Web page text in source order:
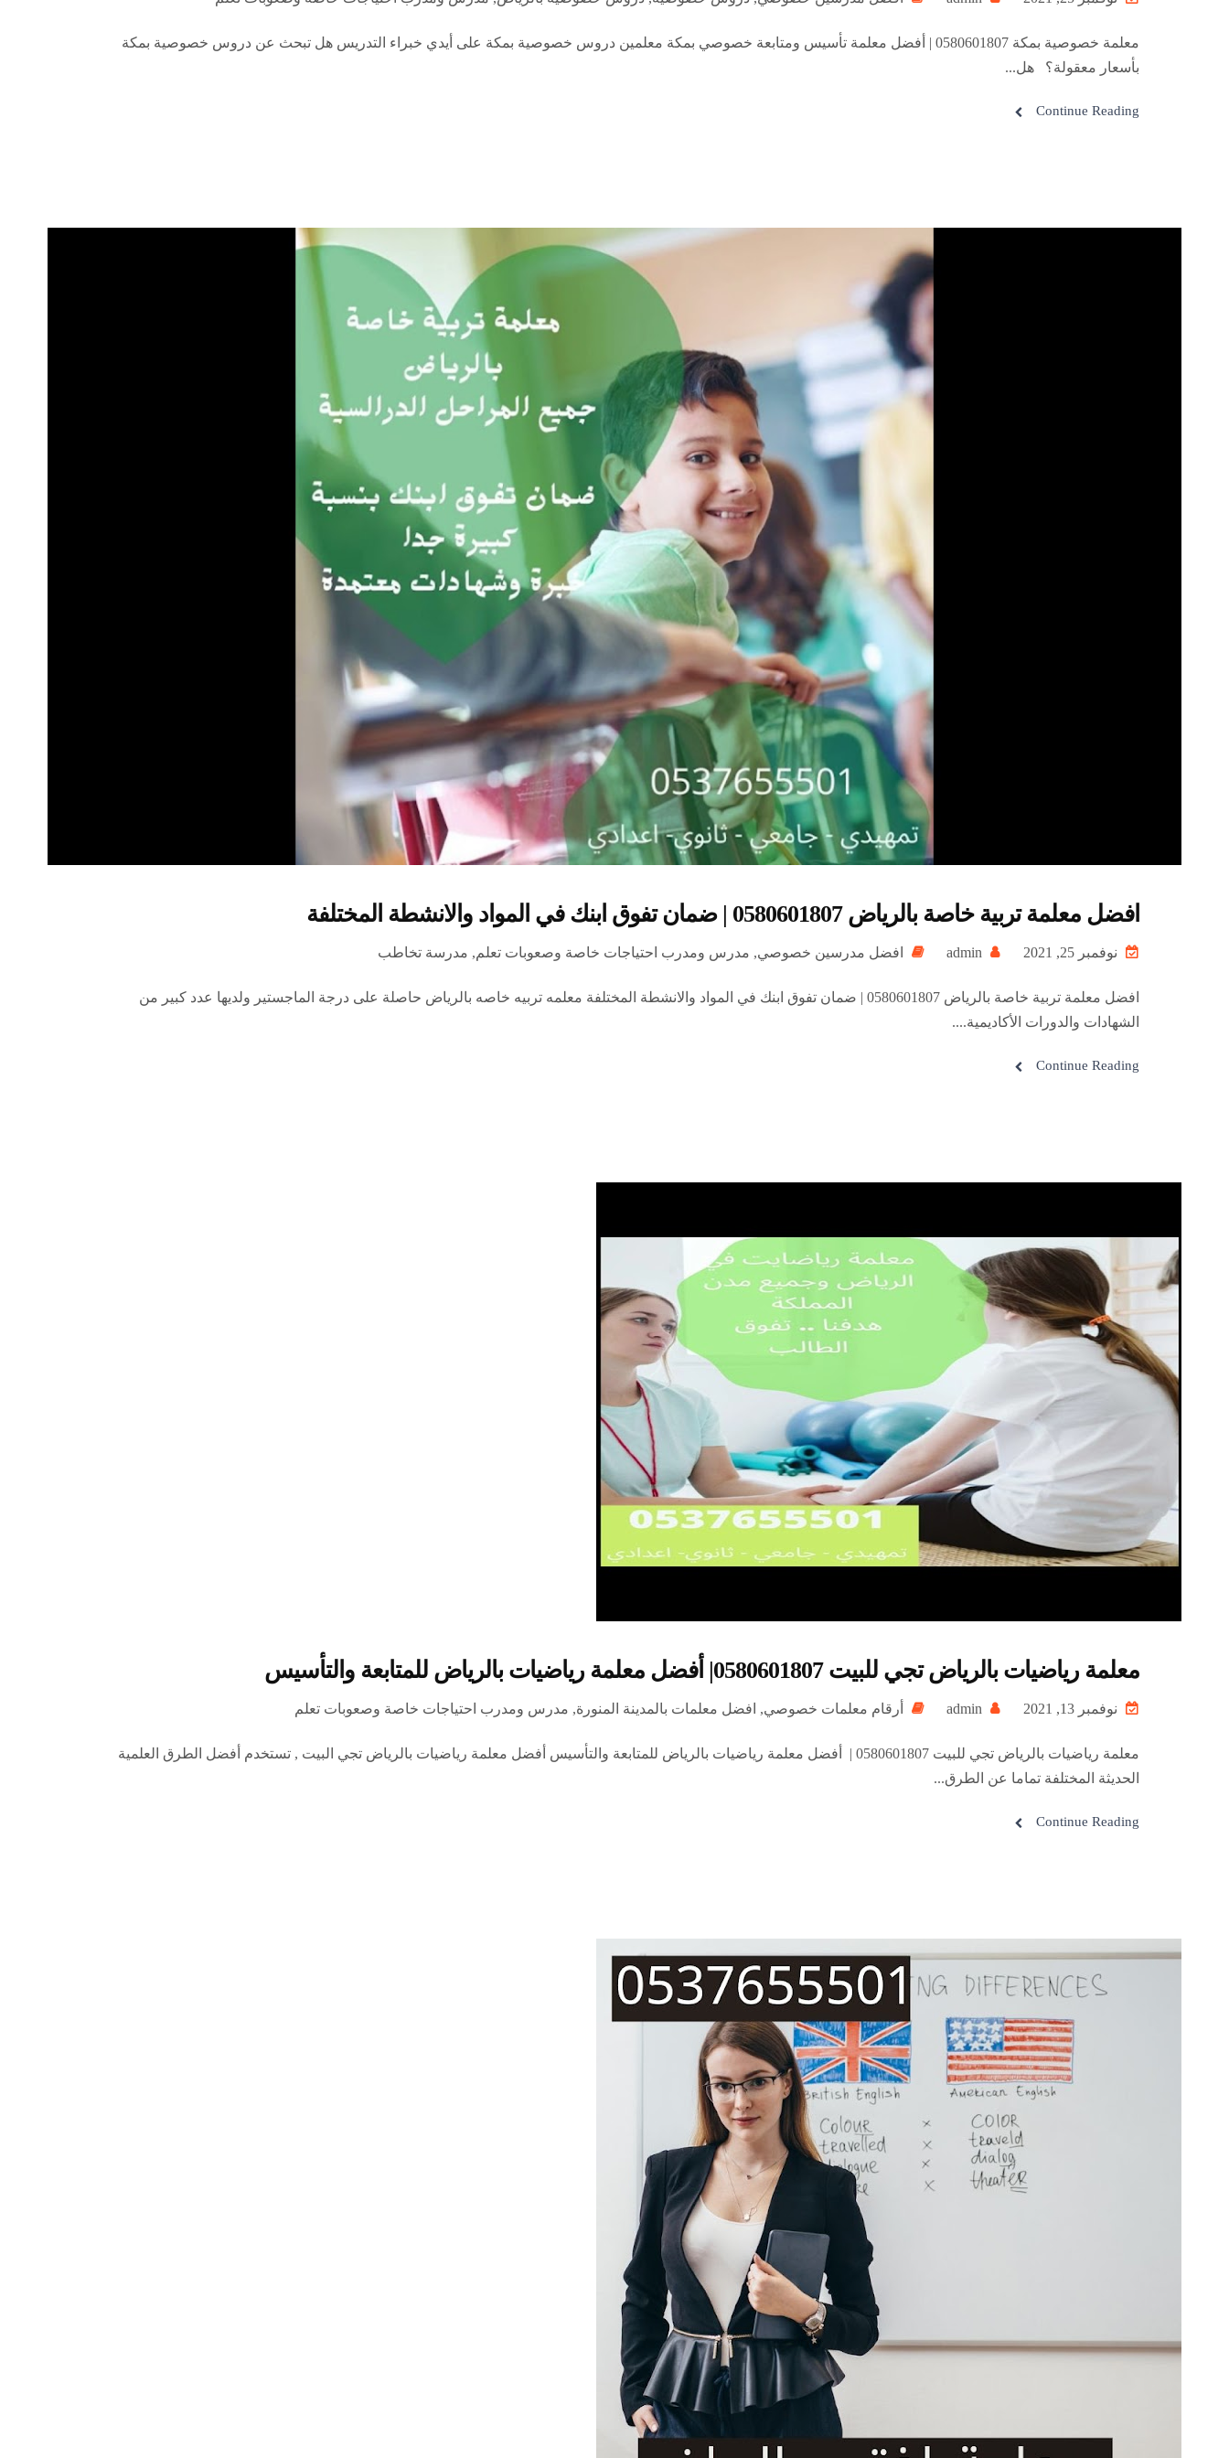
معلمة خصوصية بمكة 0580601807 | أفضل معلمة تأسيس ومتابعة خصوصي بمكة معلمين دروس خصوصية بمكة على أيدي خبراء التدريس هل تبحث عن دروس خصوصية بمكة
بأسعار معقولة؟ هل...
Continue Reading
افضل معلمة تربية خاصة بالرياض 0580601807 | ضمان تفوق ابنك في المواد والانشطة المختلفة
نوفمبر 25, 2021 افضل مدرسين خصوصي, مدرس ومدرب احتياجات خاصة وصعوبات تعلم, مدرسة تخاطب
افضل معلمة تربية خاصة بالرياض 0580601807 | ضمان تفوق ابنك في المواد والانشطة المختلفة معلمه تربيه خاصه بالرياض حاصلة على درجة الماجستير ولديها عدد كبير من
الشهادات والدورات الأكاديمية....
Continue Reading
معلمة رياضيات بالرياض تجي للبيت 0580601807| أفضل معلمة رياضيات بالرياض للمتابعة والتأسيس
نوفمبر 13, 2021 أرقام معلمات خصوصي, افضل معلمات بالمدينة المنورة, مدرس ومدرب احتياجات خاصة وصعوبات تعلم
معلمة رياضيات بالرياض تجي للبيت 0580601807 | أفضل معلمة رياضيات بالرياض للمتابعة والتأسيس أفضل معلمة رياضيات بالرياض تجي البيت , تستخدم أفضل الطرق العلمية
الحديثة المختلفة تماما عن الطرق...
Continue Reading